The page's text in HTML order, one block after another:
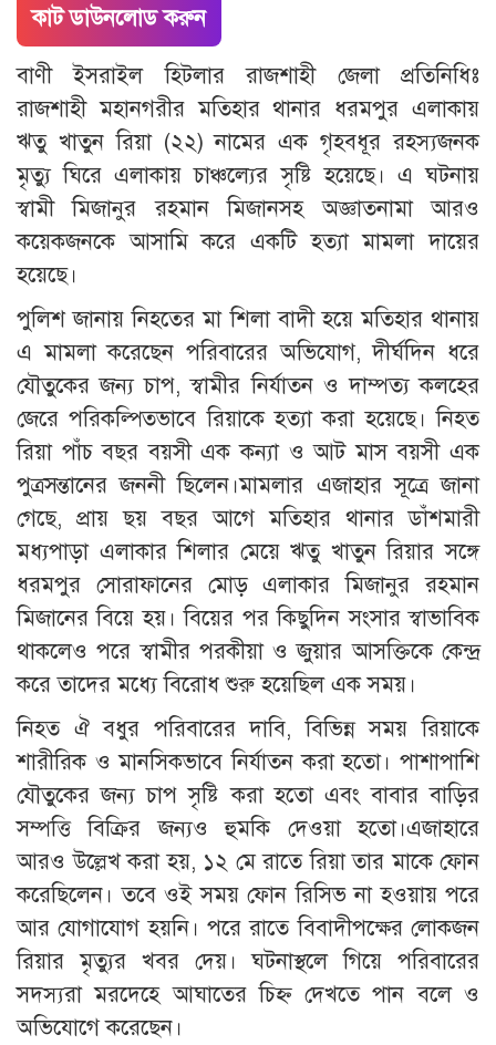
কাট ডাউনলোড করুন
বাণী ইসরাইল হিটলার রাজশাহী জেলা প্রতিনিধিঃ
রাজশাহী মহানগরীর মতিহার থানার ধরমপুর এলাকায়
ঋতু খাতুন রিয়া (২২) নামের এক গৃহবধূর রহস্যজনক
মৃত্যু ঘিরে এলাকায় চাঞ্চল্যের সৃষ্টি হয়েছে। এ ঘটনায়
স্বামী মিজানুর রহমান মিজানসহ অজ্ঞাতনামা আরও
কয়েকজনকে আসামি করে একটি হত্যা মামলা দায়ের
হয়েছে।
পুলিশ জানায় নিহতের মা শিলা বাদী হয়ে মতিহার থানায়
এ মামলা করেছেন পরিবারের অভিযোগ, দীর্ঘদিন ধরে
যৌতুকের জন্য চাপ, স্বামীর নির্যাতন ও দাম্পত্য কলহের
জেরে পরিকল্পিতভাবে রিয়াকে হত্যা করা হয়েছে। নিহত
রিয়া পাঁচ বছর বয়সী এক কন্যা ও আট মাস বয়সী এক
পুত্রসন্তানের জননী ছিলেন।মামলার এজাহার সূত্রে জানা
গেছে, প্রায় ছয় বছর আগে মতিহার থানার ডাঁশমারী
মধ্যপাড়া এলাকার শিলার মেয়ে ঋতু খাতুন রিয়ার সঙ্গে
ধরমপুর সোরাফানের মোড় এলাকার মিজানুর রহমান
মিজানের বিয়ে হয়। বিয়ের পর কিছুদিন সংসার স্বাভাবিক
থাকলেও পরে স্বামীর পরকীয়া ও জুয়ার আসক্তিকে কেন্দ্র
করে তাদের মধ্যে বিরোধ শুরু হয়েছিল এক সময়।
নিহত ঐ বধুর পরিবারের দাবি, বিভিন্ন সময় রিয়াকে
শারীরিক ও মানসিকভাবে নির্যাতন করা হতো। পাশাপাশি
যৌতুকের জন্য চাপ সৃষ্টি করা হতো এবং বাবার বাড়ির
সম্পত্তি বিক্রির জন্যও হুমকি দেওয়া হতো।এজাহারে
আরও উল্লেখ করা হয়, ১২ মে রাতে রিয়া তার মাকে ফোন
করেছিলেন। তবে ওই সময় ফোন রিসিভ না হওয়ায় পরে
আর যোগাযোগ হয়নি। পরে রাতে বিবাদীপক্ষের লোকজন
রিয়ার মৃত্যুর খবর দেয়। ঘটনাস্থলে গিয়ে পরিবারের
সদস্যরা মরদেহে আঘাতের চিহ্ন দেখতে পান বলে ও
অভিযোগে করেছেন।